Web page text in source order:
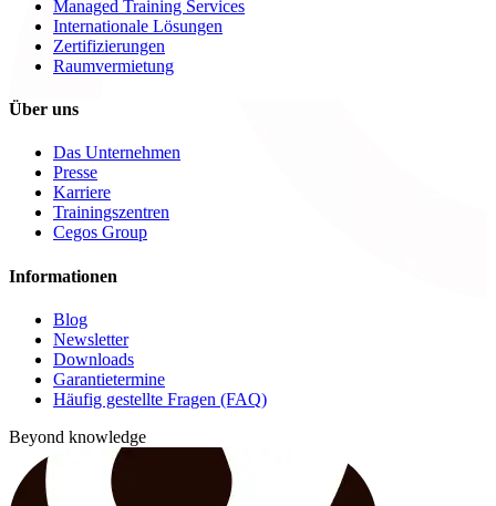
Managed Training Services
Internationale Lösungen
Zertifizierungen
Raumvermietung
Über uns
Das Unternehmen
Presse
Karriere
Trainingszentren
Cegos Group
Informationen
Blog
Newsletter
Downloads
Garantietermine
Häufig gestellte Fragen (FAQ)
Beyond knowledge